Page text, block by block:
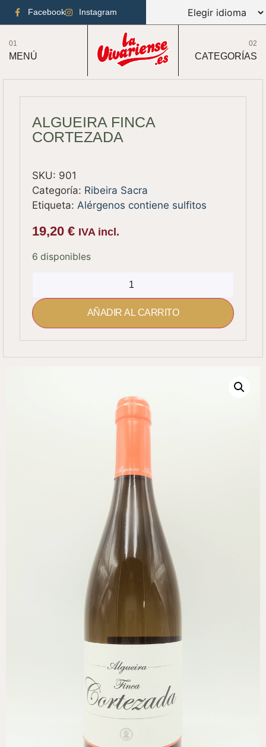
Facebook Instagram
01
MENÚ
02
CATEGORÍAS
ALGUEIRA FINCA
CORTEZADA
SKU: 901
Categoría: Ribeira Sacra
Etiqueta: Alérgenos contiene sulfitos
19,20€ IVA incl.
6 disponibles
AÑADIR AL CARRITO